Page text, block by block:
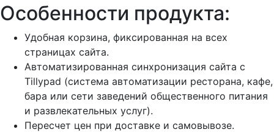
Особенности продукта:
Удобная корзина, фиксированная на всех
страницах сайта.
Автоматизированная синхронизация сайта с
Tillypad (система автоматизации ресторана, кафе,
бара или сети заведений общественного питания
и развлекательных услуг).
Пересчет цен при доставке и самовывозе.